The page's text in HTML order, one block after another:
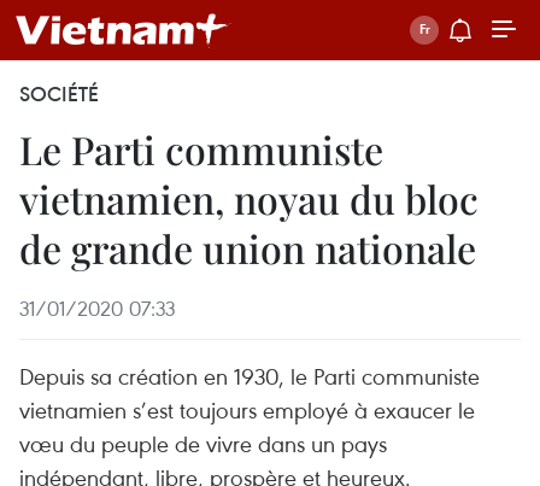
SOCIÉTÉ
Le Parti communiste
vietnamien, noyau du bloc
de grande union nationale
31/01/2020 07:33
Depuis sa création en 1930, le Parti communiste
vietnamien s’est toujours employé à exaucer le
vœu du peuple de vivre dans un pays
indépendant, libre, prospère et heureux.